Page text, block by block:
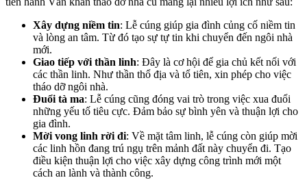
Xây dựng niềm tin: Lễ cúng giúp gia đình củng cố niềm tin
và lòng an tâm. Từ đó tạo sự tự tin khi chuyển đến ngôi nhà
mới.
Giao tiếp với thần linh: Đây là cơ hội để gia chủ kết nối với
các thần linh. Như thần thổ địa và tổ tiên, xin phép cho việc
tháo dỡ ngôi nhà.
Đuổi tà ma: Lễ cúng cũng đóng vai trò trong việc xua đuổi
những yếu tố tiêu cực. Đảm bảo sự bình yên và thuận lợi cho
gia đình.
Mời vong linh rời đi: Về mặt tâm linh, lễ cúng còn giúp mời
các linh hồn đang trú ngụ trên mảnh đất này chuyển đi. Tạo
điều kiện thuận lợi cho việc xây dựng công trình mới một
cách an lành và thành công.